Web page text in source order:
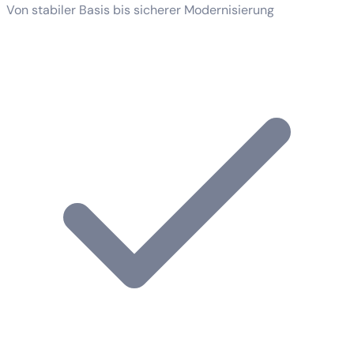
Von stabiler Basis bis sicherer Modernisierung